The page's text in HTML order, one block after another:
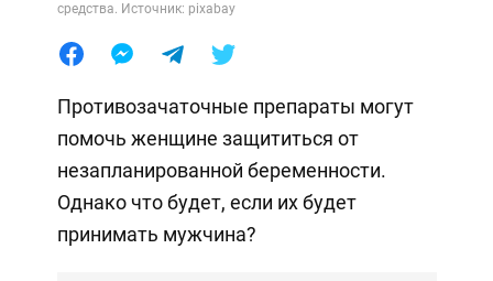
средства. Источник: pixabay
Противозачаточные препараты могут
помочь женщине защититься от
незапланированной беременности.
Однако что будет, если их будет
принимать мужчина?